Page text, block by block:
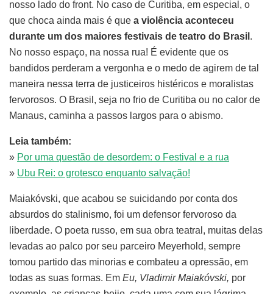
nosso lado do front. No caso de Curitiba, em especial, o
que choca ainda mais é que a violência aconteceu
durante um dos maiores festivais de teatro do Brasil .
No nosso espaço, na nossa rua! É evidente que os
bandidos perderam a vergonha e o medo de agirem de tal
maneira nessa terra de justiceiros histéricos e moralistas
fervorosos. O Brasil, seja no frio de Curitiba ou no calor de
Manaus, caminha a passos largos para o abismo.
Leia também:
» Por uma questão de desordem: o Festival e a rua
» Ubu Rei: o grotesco enquanto salvação!
Maiakóvski, que acabou se suicidando por conta dos
absurdos do stalinismo, foi um defensor fervoroso da
liberdade. O poeta russo, em sua obra teatral, muitas delas
levadas ao palco por seu parceiro Meyerhold, sempre
tomou partido das minorias e combateu a opressão, em
todas as suas formas. Em Eu, Vladimir Maiakóvski, por